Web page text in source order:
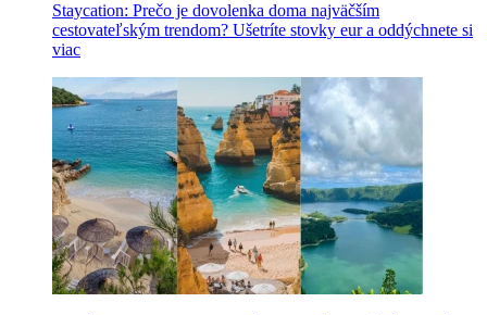
Staycation: Prečo je dovolenka doma najväčším
cestovateľským trendom? Ušetríte stovky eur a oddýchnete si
viac